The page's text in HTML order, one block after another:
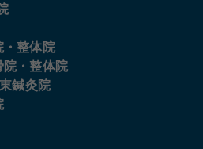
・整体院
院・整体院
鍼灸院